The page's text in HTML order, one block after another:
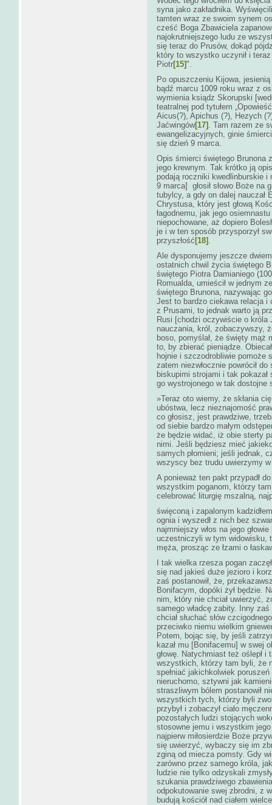
syna jako zakładnika.
tamten wraz ze swoim synem
cześć Boga Zbawiciela
najokrutniejszego ludu ze
się teraz do Prusów, dokąd
który to wszystko uczynił i
Piotr[15]".
Po opuszczeniu Kijowa,
bądź marcu 1009 roku wraz z
wymienia ksiądz Skorupski
teatralnej pod tytułem
Aicus(?), Apichus (?), Hezych
Jaćwingów[17] . Tam razem ze
ewangelizacyjnych, ginie
się dzień 9 marca.
Opis śmierci świętego Brunona
jego krewnym. Tak krótko ją
podają roczniki kwedlinburskie i
9 marca] głosił słowo Boże
tubylcy, a gdy on dalej nauczał
Chrystusa, który jest głową
łagodnemu, jak jego
niepochowane, aż dopiero
je i w ten sposób przysporzył
przyszłość [18] .
Ale dysponujemy jeszcze
ostatnich chwil życia świętego
świętego Piotra Damianiego
Romualda, umieścił w jednym
świętego Brunona, nazywając
Jest to bardzo ciekawa relacja i
z Prusami, to jednak warto ją
Rusi [chodzi oczywiście o króla
nauczania, król, zobaczywszy,
boso, pomyślał, że święty mąż
to, by zbierać pieniądze.
hojnie i szczodrobliwie pomoże
zatem niezwłocznie powrócił
biskupimi strojami i tak
go wystrojonego w tak dostojne
»Teraz oto wiemy, że skłania
ubóstwa, lecz nieznajomość
co głosisz, jest prawdziwe,
od siebie bardzo małym
że będzie widać, iż obie sterty
nimi. Jeśli będziesz mieć
samych płomieni; jeśli jednak,
wszyscy bez trudu uwierzymy
A ponieważ ten pakt przypadł
wszystkim poganom, którzy
celebrować liturgię mszalną,
święconą i zapalonym
ognia i wyszedł z nich bez
najmniejszy włos na jego
uczestniczyli w tym widowisku,
męża, prosząc ze łzami o
I tak wielka rzesza pogan
się nad jakieś duże jezioro i
zaś postanowił, że,
Bonifacym, dopóki żył będzie.
nim, który nie chciał uwierzyć,
samego władcę zabity. Inny
chciał słuchać słów
przeciwko niemu wielkim
Potem, bojąc się, by jeśli
kazał mu [Bonifacemu] w swej
głowę. Natychmiast też oślepł i
wszystkich, którzy tam byli, że
spełniać jakichkolwiek
nieruchomo, sztywni jak
straszliwym bólem postanowił
wszystkich tych, którzy byli
przybył i zobaczył ciało
pozostałych ludzi stojących
stosowne jemu i wszystkim
najpierw miłosierdzie Boże
się uwierzyć, wybaczy się im
zginą od miecza pomsty. Gdy
zarówno przez samego króla,
ludzie nie tylko odzyskali
szukania prawdziwego
odpokutowanie swej zbrodni, z
budują kościół nad ciałem